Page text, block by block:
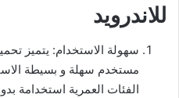
للاندرويد
مستخدم سهلة و بسيطة
الفئات العمرية استخدامة